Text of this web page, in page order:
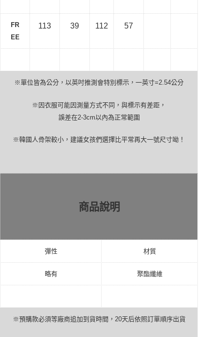
FR
EE
113 39 112 57
※單位皆為公分，以英吋推測會特別標示，一英寸=2.54公分
※因衣服可能因測量方式不同，與標示有差距，
誤差在2-3cm以內為正常範圍
※韓國人骨架較小，建議女孩們選擇比平常再大一號尺寸呦！
商品說明
彈性 材質
略有 聚酯纖維
※預購款必須等廠商追加到貨時間， 20天后依照訂單順序出貨